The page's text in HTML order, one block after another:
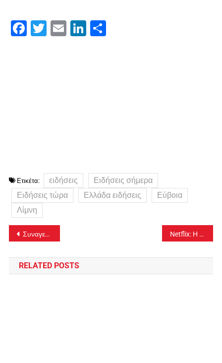
Facebook
Twitter Email LinkedIn
Ετικέτα: ειδήσεις
Ειδήσεις σήμερα
Ειδήσεις τώρα
Ελλάδα ειδήσεις
Εύβοια
Λίμνη
Πλοήγηση
άρθρων
Συναγερμός στο Γουδή για εξαφάνιση 14χρονης Netflix: Η πολυαναμενόμενη παιδική σειρά κάνει πρεμιέρα την Παρασκευή 30 Απριλίου-video
RELATED POSTS